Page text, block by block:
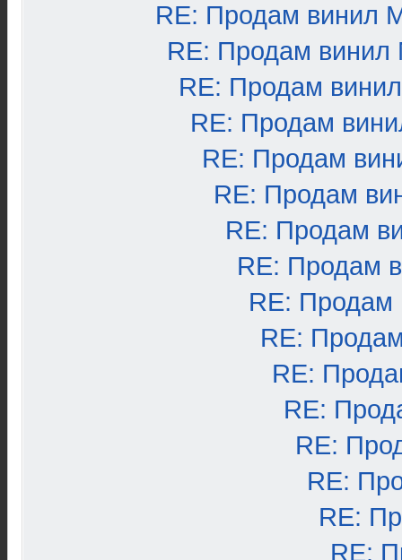
RE: Продам винил
RE: Продам винил
RE: Продам
RE: Продам
RE: Продам
RE: Продам
RE: Продам
RE: Продам
RE: Продам
RE:
RE:
RE:
RE:
RE:
RE:
RE: